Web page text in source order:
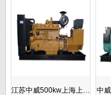
江苏中威500kw上海上… 中